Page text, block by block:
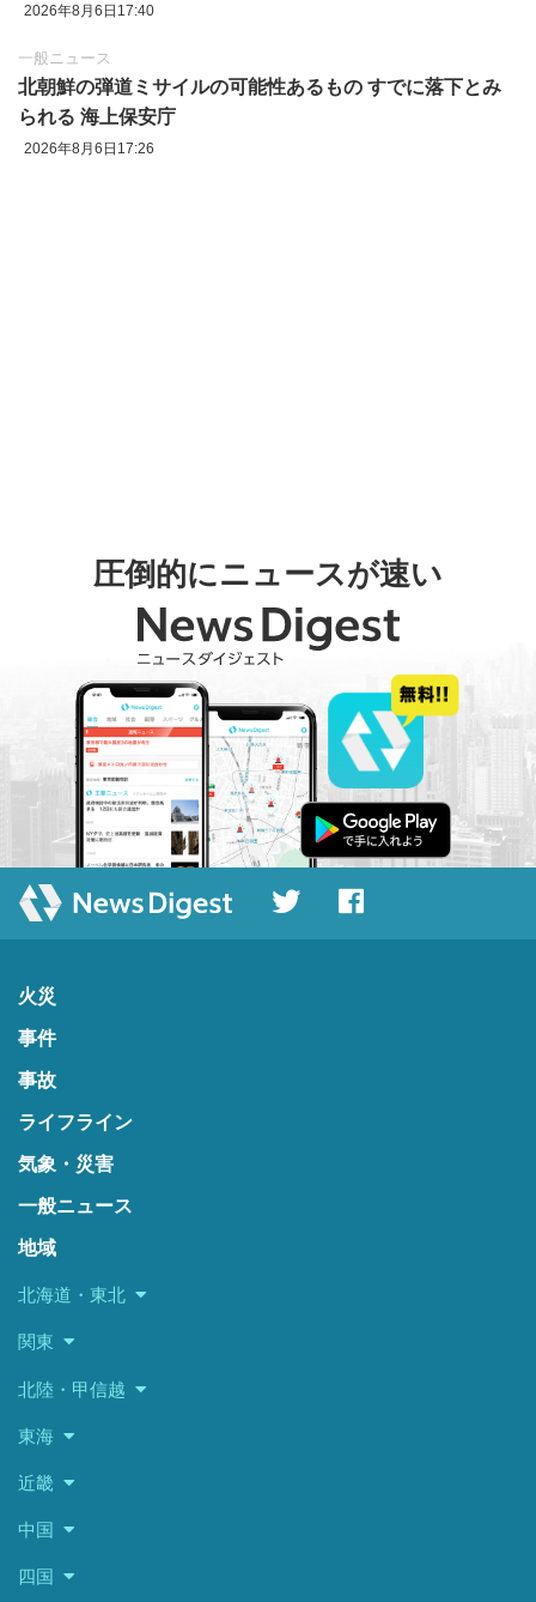
2026年8月6日17:40
一般ニュース
北朝鮮の弾道ミサイルの可能性あるもの すでに落下とみ
られる 海上保安庁
2026年8月6日17:26
圧倒的にニュースが速い
火災
事件
事故
ライフライン
気象・災害
一般ニュース
地域
北海道・東北
関東
北陸・甲信越
東海
近畿
中国
四国